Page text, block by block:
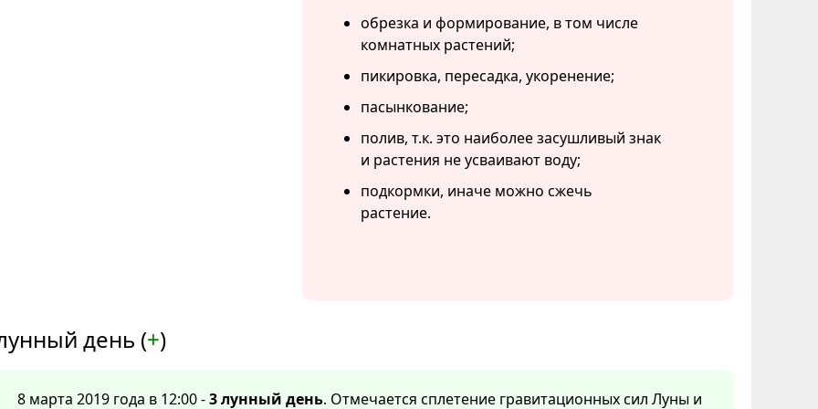
обрезка и формирование, в том числе
комнатных растений;
пикировка, пересадка, укоренение;
пасынкование;
полив, т.к. это наиболее засушливый знак
и растения не усваивают воду;
подкормки, иначе можно сжечь
растение.
день (+)
8 марта 2019 года в 12:00 -3 лунный день. Отмечается сплетение гравитационных сил Луны и